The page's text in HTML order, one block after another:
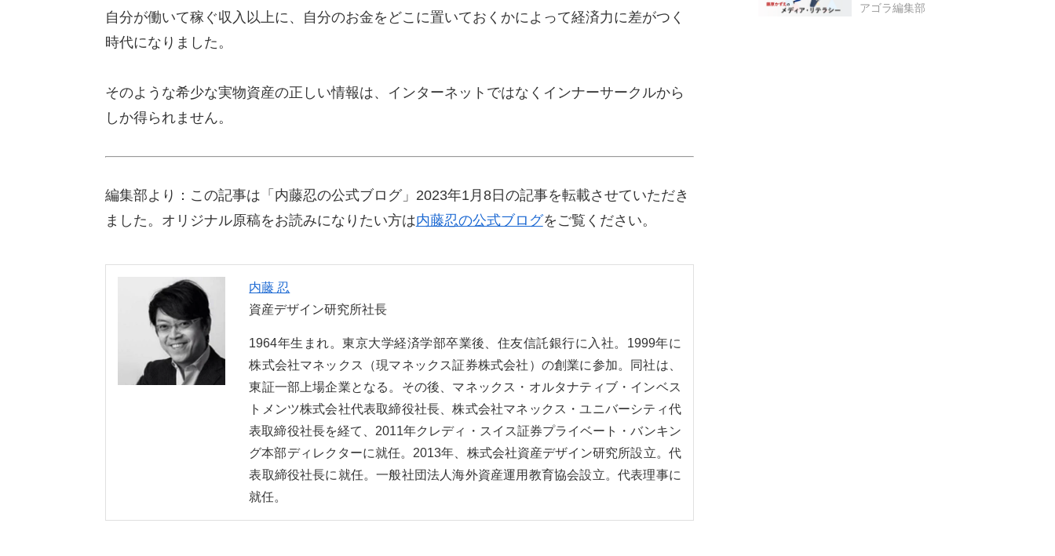
自分が働いて稼ぐ収入以上に、自分のお金をどこに置いておくかによって経済力に差がつく
時代になりました。
そのような希少な実物資産の正しい情報は、インターネットではなくインナーサークルから
しか得られません。
編集部より：この記事は「内藤忍の公式ブログ」2023年1月8日の記事を転載させていただき
ました。オリジナル原稿をお読みになりたい方は内藤忍の公式ブログをご覧ください。
内藤 忍
資産デザイン研究所社長
1964年生まれ。東京大学経済学部卒業後、住友信託銀行に入社。1999年に
株式会社マネックス（現マネックス証券株式会社）の創業に参加。同社は、
東証一部上場企業となる。その後、マネックス・オルタナティブ・インベス
トメンツ株式会社代表取締役社長、株式会社マネックス・ユニバーシティ代
表取締役社長を経て、2011年クレディ・スイス証券プライベート・バンキン
グ本部ディレクターに就任。2013年、株式会社資産デザイン研究所設立。代
表取締役社長に就任。一般社団法人海外資産運用教育協会設立。代表理事に
就任。
アゴラ編集部